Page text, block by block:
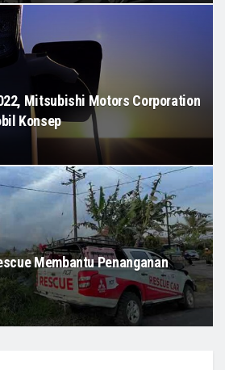
Mitsubishi Motors Corporation
Konsep
Membantu Penanganan